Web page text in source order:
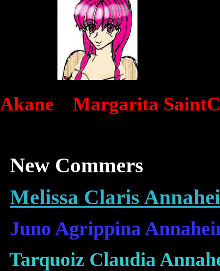
Akane Margarita
New Commers
Melissa Claris
Juno Agrippina
Tarquoiz Claudia